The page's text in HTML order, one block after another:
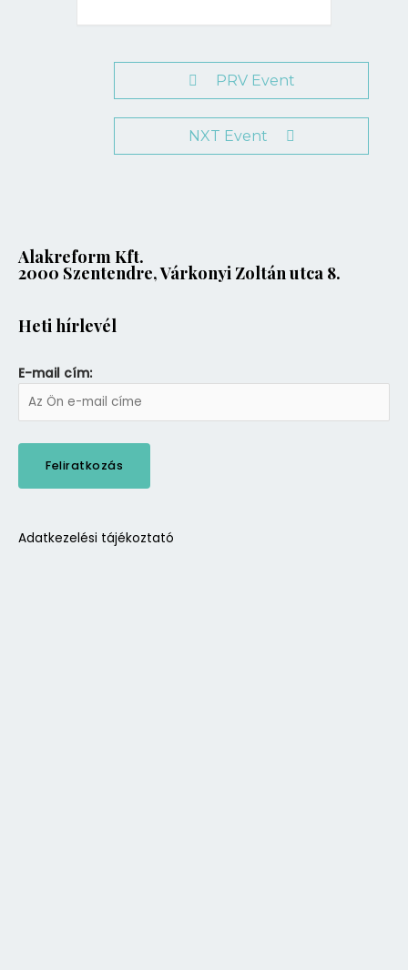
PRV Event
NXT Event
Alakreform Kft.
2000 Szentendre, Várkonyi Zoltán utca 8.
Heti hírlevél
E-mail cím:
Adatkezelési tájékoztató